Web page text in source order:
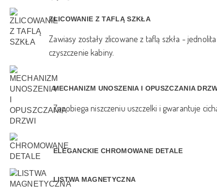
ZLICOWANIE Z TAFLĄ SZKŁA
Zawiasy zostały zlicowane z taflą szkła -
czyszczenie kabiny.
MECHANIZM UNOSZENIA I OPUSZCZANIA
Zapobiega niszczeniu uszczelki i gwarantuje
ELEGANCKIE CHROMOWANE DETALE
LISTWA MAGNETYCZNA